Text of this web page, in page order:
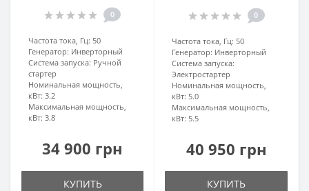
0
Частота тока, Гц: 50
Генератор: Инверторный
Система запуска: Ручной
стартер
Номинальная мощность,
кВт: 3.2
Максимальная мощность,
кВт: 3.8
34 900 грн
КУПИТЬ
0
Частота тока, Гц: 50
Генератор: Инверторный
Система запуска:
Электростартер
Номинальная мощность,
кВт: 5.0
Максимальная мощность,
кВт: 5.5
40 950 грн
КУПИТЬ